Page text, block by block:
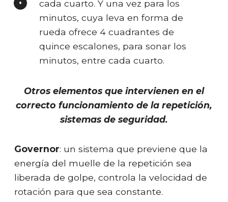
cada cuarto. Y una vez para los
minutos, cuya leva en forma de
rueda ofrece 4 cuadrantes de
quince escalones, para sonar los
minutos, entre cada cuarto.
Otros elementos que intervienen en el
correcto funcionamiento de la repetición,
sistemas de seguridad.
Governor: un sistema que previene que la
energía del muelle de la repetición sea
liberada de golpe, controla la velocidad de
rotación para que sea constante.